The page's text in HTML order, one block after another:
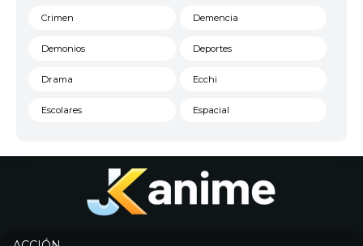
Crimen Demencia
Demonios Deportes
Drama Ecchi
Escolares Espacial
Historico
Josei